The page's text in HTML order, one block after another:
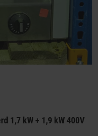
1,7 kW + 1,9 kW 400V